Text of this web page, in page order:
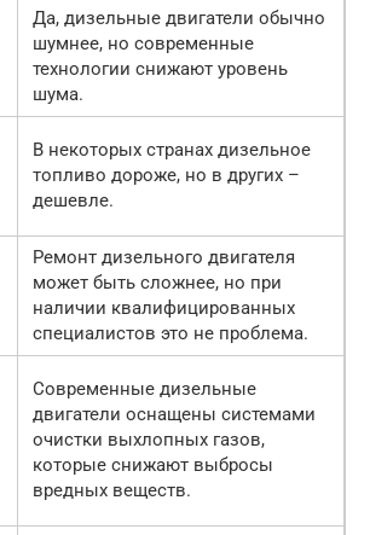
Да, дизельные двигатели обычно
шумнее, но современные
технологии снижают уровень
шума.
В некоторых странах дизельное
топливо дороже, но в других –
дешевле.
Ремонт дизельного двигателя
может быть сложнее, но при
наличии квалифицированных
специалистов это не проблема.
Современные дизельные
двигатели оснащены системами
очистки выхлопных газов,
которые снижают выбросы
вредных веществ.